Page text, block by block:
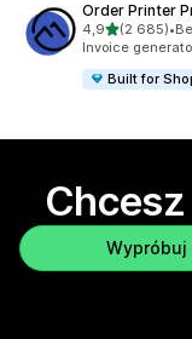
Order Printer
4,9na 5(2 685)
Łączna liczba•
Invoice
Built for
Wypróbuj